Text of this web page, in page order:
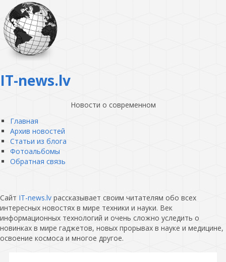
IT-news.lv
Новости о современном
Главная
Архив новостей
Статьи из блога
Фотоальбомы
Обратная связь
Сайт IT-news.lv рассказывает своим читателям обо всех
интересных новостях в мире техники и науки. Век
информационных технологий и очень сложно уследить о
новинках в мире гаджетов, новых прорывах в науке и медицине,
освоение космоса и многое другое.